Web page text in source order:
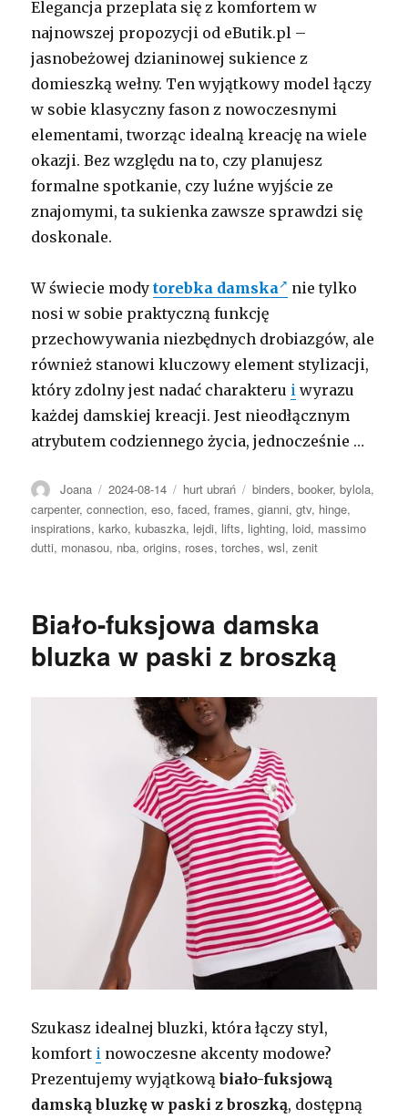
Elegancja przeplata się z komfortem w
najnowszej propozycji od eButik.pl –
jasnobeżowej dzianinowej sukience z
domieszką wełny. Ten wyjątkowy model łączy
w sobie klasyczny fason z nowoczesnymi
elementami, tworząc idealną kreację na wiele
okazji. Bez względu na to, czy planujesz
formalne spotkanie, czy luźne wyjście ze
znajomymi, ta sukienka zawsze sprawdzi się
doskonale.
W świecie modytorebka damska
nie tylko
nosi w sobie praktyczną funkcję
przechowywania niezbędnych drobiazgów, ale
również stanowi kluczowy element stylizacji,
który zdolny jest nadać charakteru i wyrazu
każdej damskiej kreacji. Jest nieodłącznym
atrybutem codziennego życia, jednocześnie …
Autor
Joana Opublikowano
2024-08-14 Kategorie
hurt ubrań Tagi
binders,booker,bylola,
carpenter,connection,eso,faced,frames,gianni,gtv, hinge,
inspirations,karko,kubaszka, lejdi, lifts, lighting, loid, massimo
dutti, monasou, nba,origins, roses,torches,wsl,zenit
Biało-fuksjowa damska
bluzka w paski z broszką
Szukasz idealnej bluzki, która łączy styl,
komfort i nowoczesne akcenty modowe?
Prezentujemy wyjątkowąbiało-fuksjową
damską bluzkę w paski z broszką, dostępną